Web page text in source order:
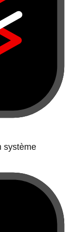
système